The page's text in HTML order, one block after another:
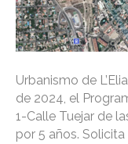
Urbanismo de
de 2024, el
1-Calle Tuejar de
por 5 años.